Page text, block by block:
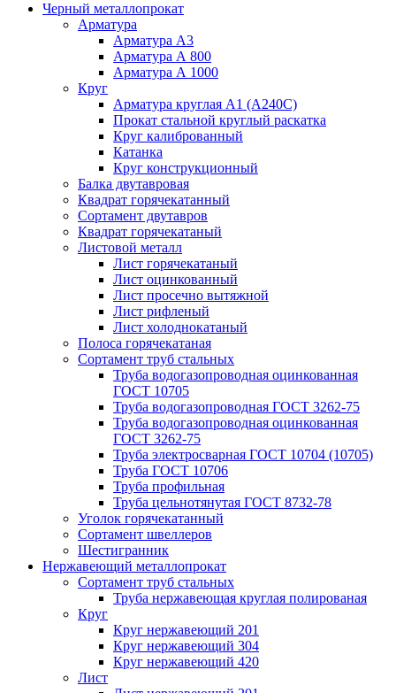
Черный металлопрокат
Арматура
Арматура А3
Арматура А 800
Арматура А 1000
Круг
Арматура круглая А1 (А240C)
Прокат стальной круглый раскатка
Круг калиброванный
Катанка
Круг конструкционный
Балка двутавровая
Квадрат горячекатанный
Сортамент двутавров
Квадрат горячекатаный
Листовой металл
Лист горячекатаный
Лист оцинкованный
Лист просечно вытяжной
Лист рифленый
Лист холоднокатаный
Полоса горячекатаная
Сортамент труб стальных
Труба водогазопроводная оцинкованная
ГОСТ 10705
Труба водогазопроводная ГОСТ 3262-75
Труба водогазопроводная оцинкованная
ГОСТ 3262-75
Труба электросварная ГОСТ 10704 (10705)
Труба ГОСТ 10706
Труба профильная
Труба цельнотянутая ГОСТ 8732-78
Уголок горячекатанный
Сортамент швеллеров
Шестигранник
Нержавеющий металлопрокат
Сортамент труб стальных
Труба нержавеющая круглая полированая
Круг
Круг нержавеющий 201
Круг нержавеющий 304
Круг нержавеющий 420
Лист